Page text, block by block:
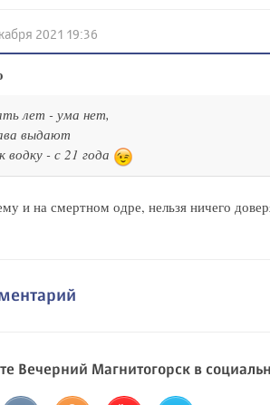
2021 19:36
лет - ума нет,
выдают
водку - с 21 года
и на смертном одре, нельзя ничего
Вечерний Магнитогорск в